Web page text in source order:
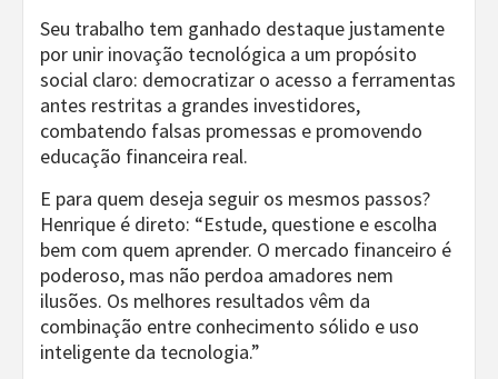
Seu trabalho tem ganhado destaque justamente
por unir inovação tecnológica a um propósito
social claro: democratizar o acesso a ferramentas
antes restritas a grandes investidores,
combatendo falsas promessas e promovendo
educação financeira real.
E para quem deseja seguir os mesmos passos?
Henrique é direto: “Estude, questione e escolha
bem com quem aprender. O mercado financeiro é
poderoso, mas não perdoa amadores nem
ilusões. Os melhores resultados vêm da
combinação entre conhecimento sólido e uso
inteligente da tecnologia.”